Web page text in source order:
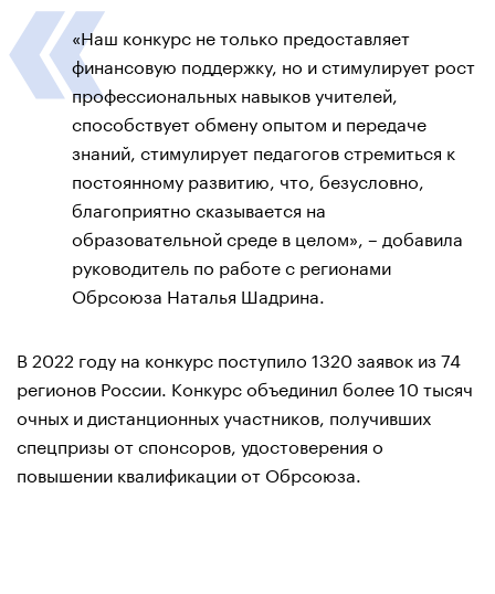
«Наш конкурс не только предоставляет
финансовую поддержку, но и стимулирует рост
профессиональных навыков учителей,
способствует обмену опытом и передаче
знаний, стимулирует педагогов стремиться к
постоянному развитию, что, безусловно,
благоприятно сказывается на
образовательной среде в целом», – добавила
руководитель по работе с регионами
Обрсоюза Наталья Шадрина.
В 2022 году на конкурс поступило 1320 заявок из 74
регионов России. Конкурс объединил более 10 тысяч
очных и дистанционных участников, получивших
спецпризы от спонсоров, удостоверения о
повышении квалификации от Обрсоюза.